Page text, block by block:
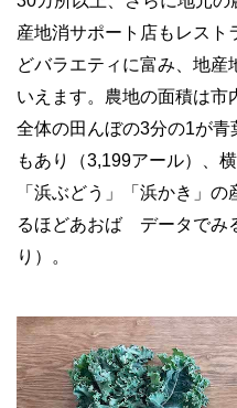
産地消サポート店もレスト
どバラエティに富み、地産
いえます。農地の面積は市
全体の田んぼの3分の1が
もあり（3,199アール）、
「浜ぶどう」「浜かき」
るほどあおば データでみ
り）。